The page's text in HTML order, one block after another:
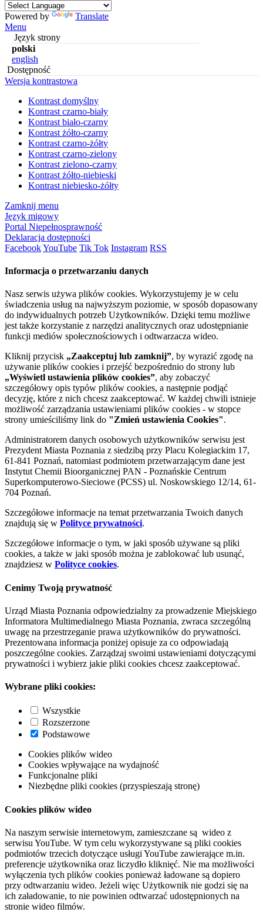
Powered by
Translate
Menu
Język strony
polski
english
Dostępność
Wersja kontrastowa
Kontrast domyślny
Kontrast czarno-biały
Kontrast biało-czarny
Kontrast żółto-czarny
Kontrast czarno-żółty
Kontrast czarno-zielony
Kontrast zielono-czarny
Kontrast żółto-niebieski
Kontrast niebiesko-żółty
Zamknij menu
Język migowy
Portal Niepełnosprawność
Deklaracja dostępności
FacebookYouTube Tik Tok Instagram RSS
Informacja o przetwarzaniu danych
Nasz serwis używa plików cookies. Wykorzystujemy je w celu
świadczenia usług na najwyższym poziomie, w sposób dopasowany
do indywidualnych potrzeb Użytkowników. Dzięki temu możliwe
jest także korzystanie z narzędzi analitycznych oraz udostępnianie
funkcji mediów społecznościowych i odtwarzacza wideo.
Kliknij przycisk „Zaakceptuj lub zamknij”, by wyrazić zgodę na
używanie plików cookies i przejść bezpośrednio do strony lub
„Wyświetl ustawienia plików cookies”, aby zobaczyć
szczegółowy opis typów plików cookies, a następnie podjąć
decyzję, które z nich chcesz zaakceptować. W każdej chwili istnieje
możliwość zarządzania ustawieniami plików cookies - w stopce
strony umieściliśmy link do "Zmień ustawienia Cookies".
Administratorem danych osobowych użytkowników serwisu jest
Prezydent Miasta Poznania z siedzibą przy Placu Kolegiackim 17,
61-841 Poznań, natomiast podmiotem przetwarzającym dane jest
Instytut Chemii Bioorganicznej PAN - Poznańskie Centrum
Superkomputerowo-Sieciowe (PCSS) ul. Noskowskiego 12/14, 61-
704 Poznań.
Szczegółowe informacje na temat przetwarzania Twoich danych
znajdują się w Polityce prywatności.
Szczegółowe informacje o tym, w jaki sposób używane są pliki
cookies, a także w jaki sposób można je zablokować lub usunąć,
znajdziesz w Polityce cookies.
Cenimy Twoją prywatność
Urząd Miasta Poznania odpowiedzialny za prowadzenie Miejskiego
Informatora Multimedialnego Miasta Poznania, zwraca szczególną
uwagę na przestrzeganie prawa użytkowników do prywatności.
Prezentowana informacja poniżej opisuje za co odpowiadają
poszczególne cookies. Zarządzaj swoimi ustawieniami dotyczącymi
prywatności i wybierz jakie pliki cookies chcesz zaakceptować.
Wybrane pliki cookies:
Wszystkie
Rozszerzone
Podstawowe
Cookies plików wideo
Cookies wpływające na wydajność
Funkcjonalne pliki
Niezbędne pliki cookies (przyspieszają stronę)
Cookies plików wideo
Na naszym serwisie internetowym, zamieszczane są wideo z
serwisu YouTube. W tym celu wykorzystywane są pliki cookies
podmiotów trzecich dotyczące usługi YouTube zawierające m.in.
preferencje użytkownika oraz liczydło kliknięć. Nie ma możliwości
wyłączenia tych plików cookies ponieważ ładowane są dopiero
przy odtwarzaniu wideo. Jeżeli więc Użytkownik nie godzi się na
ich załadowanie, to nie powinien odtwarzać udostępnionych na
stronie wideo filmów.